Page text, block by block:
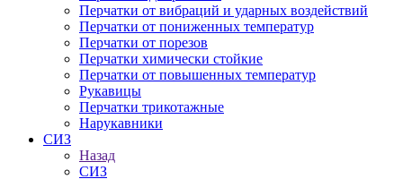
Перчатки от вибраций и ударных воздействий
Перчатки от пониженных температур
Перчатки от порезов
Перчатки химически стойкие
Перчатки от повышенных температур
Рукавицы
Перчатки трикотажные
Нарукавники
СИЗ
Назад
СИЗ